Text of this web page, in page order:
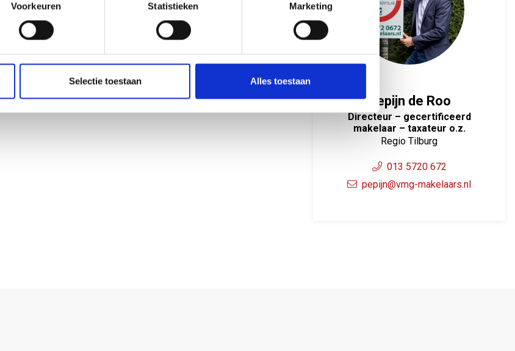
Voorkeuren Statistieken Marketing
Selectie toestaan Alles toestaan
Pepijn de Roo
Directeur – gecertificeerd
makelaar – taxateur o.z.
Regio Tilburg
013 5720 672
pepijn@vmg-makelaars.nl